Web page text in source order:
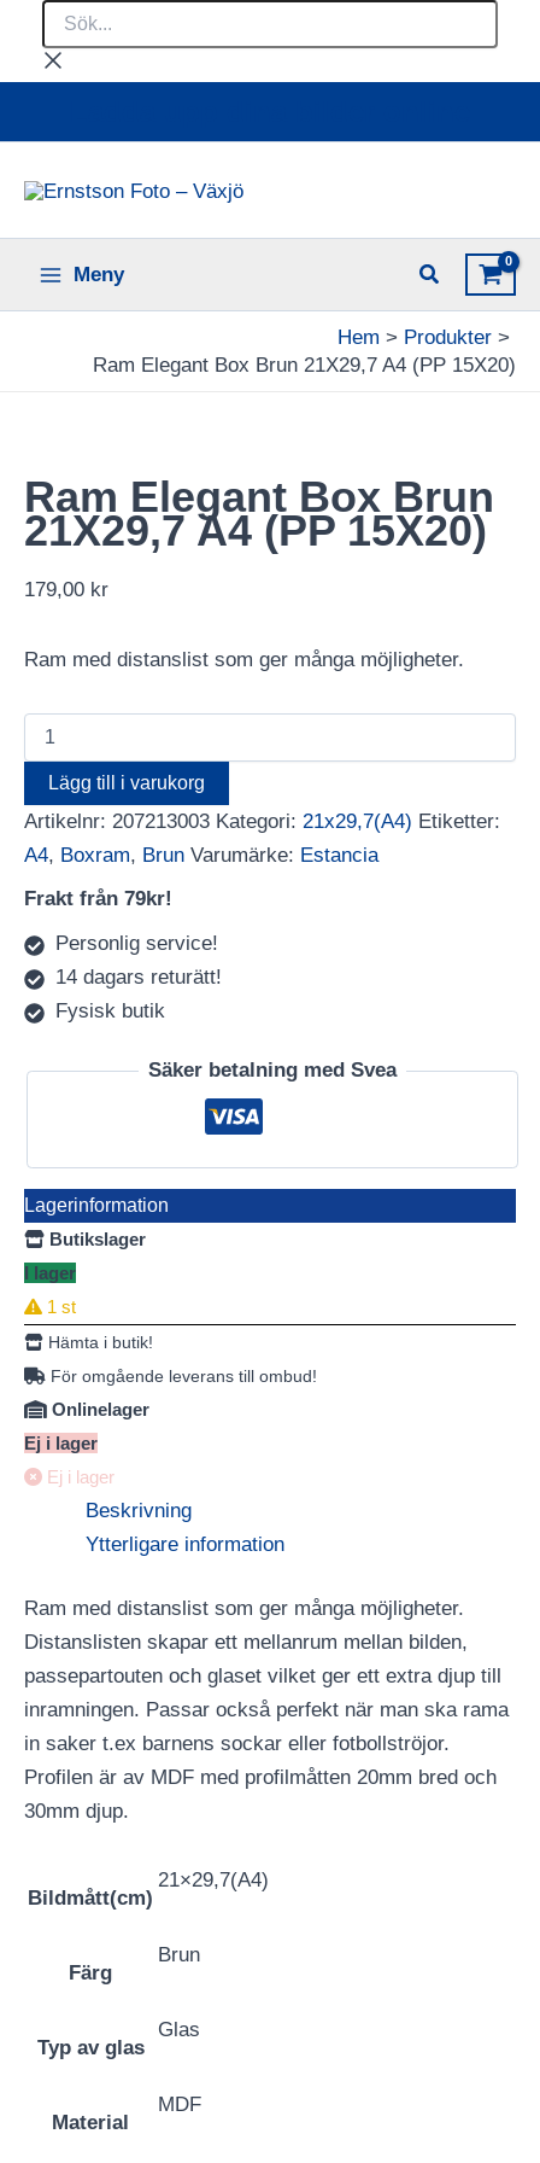
innehåll
Sök...
Meny
Hem
Produkter
Ram Elegant Box Brun 21X29,7 A4 (PP 15X20)
Ram Elegant Box Brun
21X29,7 A4 (PP 15X20)
179,00 kr
Ram med distanslist som ger många möjligheter.
Elegant
Box
21X29,7
A4
(PP
15X20)
Lägg till i varukorg
Artikelnr: 207213003 Kategori: 21x29,7(A4) Etiketter:
A4, Boxram, Brun Varumärke: Estancia
Frakt från 79kr!
Personlig service!
14 dagars returätt!
Fysisk butik
Säker betalning med Svea
Lagerinformation
Butikslager
I lager
1 st
Hämta i butik!
För omgående leverans till ombud!
Onlinelager
Ej i lager
Ej i lager
Beskrivning
Ytterligare information
Ram med distanslist som ger många möjligheter.
Distanslisten skapar ett mellanrum mellan bilden,
passepartouten och glaset vilket ger ett extra djup till
inramningen. Passar också perfekt när man ska rama
in saker t.ex barnens sockar eller fotbollströjor.
Profilen är av MDF med profilmåtten 20mm bred och
30mm djup.
Bildmått(cm)
21×29,7(A4)
Färg
Brun
Typ av glas
Glas
Material
MDF